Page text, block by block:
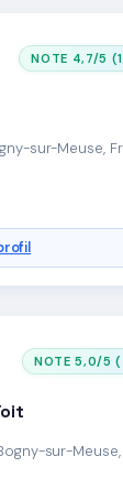
NOTE 4,7/5
sur-Meuse,
NOTE 5,0/5
sur-